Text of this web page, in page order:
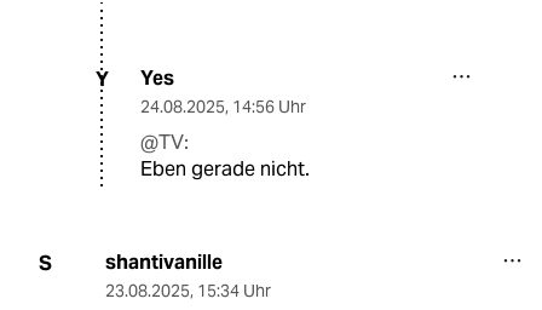
Y Yes
24.08.2025, 14:56 Uhr
@TV:
Eben gerade nicht.
S shantivanille
23.08.2025, 15:34 Uhr